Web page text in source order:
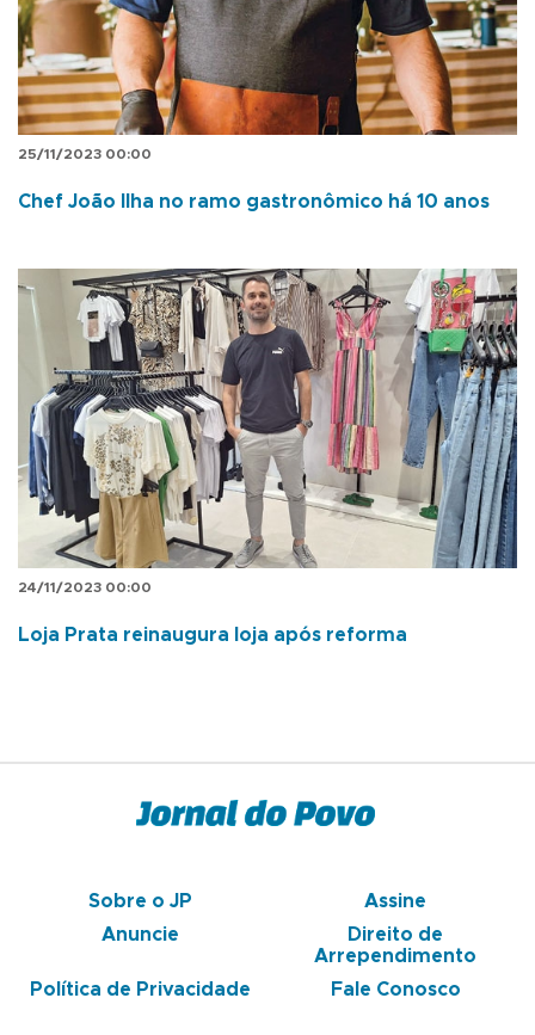
25/11/2023 00:00
Chef João Ilha no ramo gastronômico há 10 anos
24/11/2023 00:00
Loja Prata reinaugura loja após reforma
Sobre o JP
Assine
Anuncie
Direito de
Arrependimento
Política de Privacidade
Fale Conosco